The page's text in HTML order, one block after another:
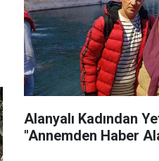
Alanyalı Kadından
"Annemden Haber